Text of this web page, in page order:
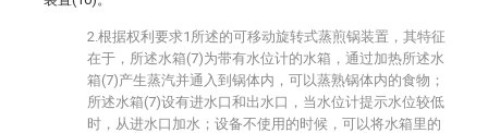
2.根据权利要求1所述的可移动旋转式蒸煎锅装置，其特征
在于，所述水箱(7)为带有水位计的水箱，通过加热所述水
箱(7)产生蒸汽并通入到锅体内，可以蒸熟锅体内的食物；
所述水箱(7)设有进水口和出水口，当水位计提示水位较低
时，从进水口加水；设备不使用的时候，可以将水箱里的